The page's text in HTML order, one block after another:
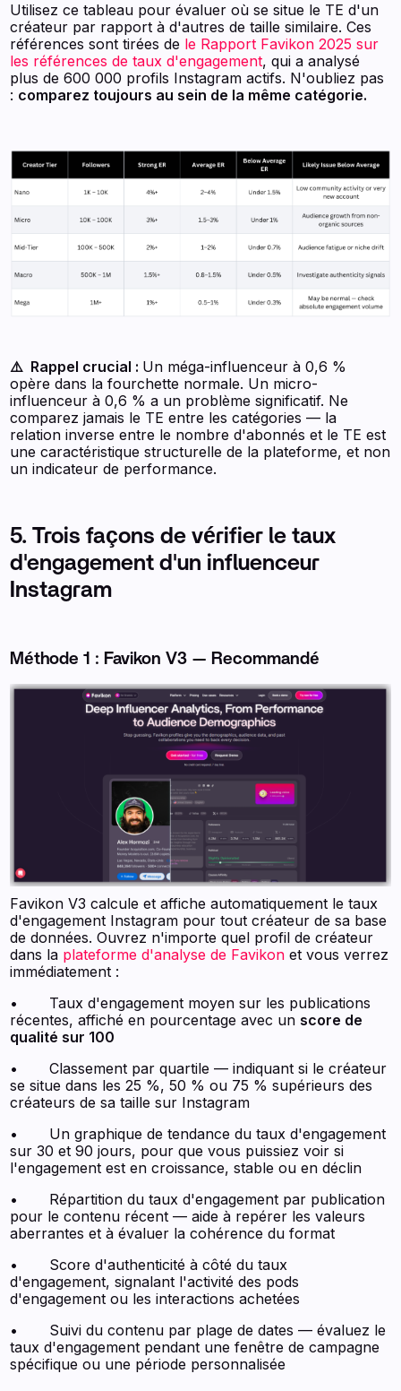
Utilisez ce tableau pour évaluer où se situe le TE d'un
créateur par rapport à d'autres de taille similaire. Ces
références sont tirées de le Rapport Favikon 2025 sur
les références de taux d'engagement, qui a analysé
plus de 600 000 profils Instagram actifs. N'oubliez pas
: comparez toujours au sein de la même catégorie.
⚠️ Rappel crucial : Un méga-influenceur à 0,6 %
opère dans la fourchette normale. Un micro-
influenceur à 0,6 % a un problème significatif. Ne
comparez jamais le TE entre les catégories — la
relation inverse entre le nombre d'abonnés et le TE est
une caractéristique structurelle de la plateforme, et non
un indicateur de performance.
5. Trois façons de vérifier le taux
d'engagement d'un influenceur
Instagram
Méthode 1 : Favikon V3 — Recommandé
Favikon V3 calcule et affiche automatiquement le taux
d'engagement Instagram pour tout créateur de sa base
de données. Ouvrez n'importe quel profil de créateur
dans la plateforme d'analyse de Favikon et vous verrez
immédiatement :
• Taux d'engagement moyen sur les publications
récentes, affiché en pourcentage avec unscore de
qualité sur 100
• Classement par quartile — indiquant si le créateur
se situe dans les 25 %, 50 % ou 75 % supérieurs des
créateurs de sa taille sur Instagram
• Un graphique de tendance du taux d'engagement
sur 30 et 90 jours, pour que vous puissiez voir si
l'engagement est en croissance, stable ou en déclin
• Répartition du taux d'engagement par publication
pour le contenu récent — aide à repérer les valeurs
aberrantes et à évaluer la cohérence du format
• Score d'authenticité à côté du taux
d'engagement, signalant l'activité des pods
d'engagement ou les interactions achetées
• Suivi du contenu par plage de dates — évaluez le
taux d'engagement pendant une fenêtre de campagne
spécifique ou une période personnalisée